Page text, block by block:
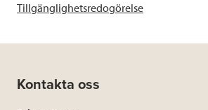
Tillgänglighetsredogörelse
Kontakta oss